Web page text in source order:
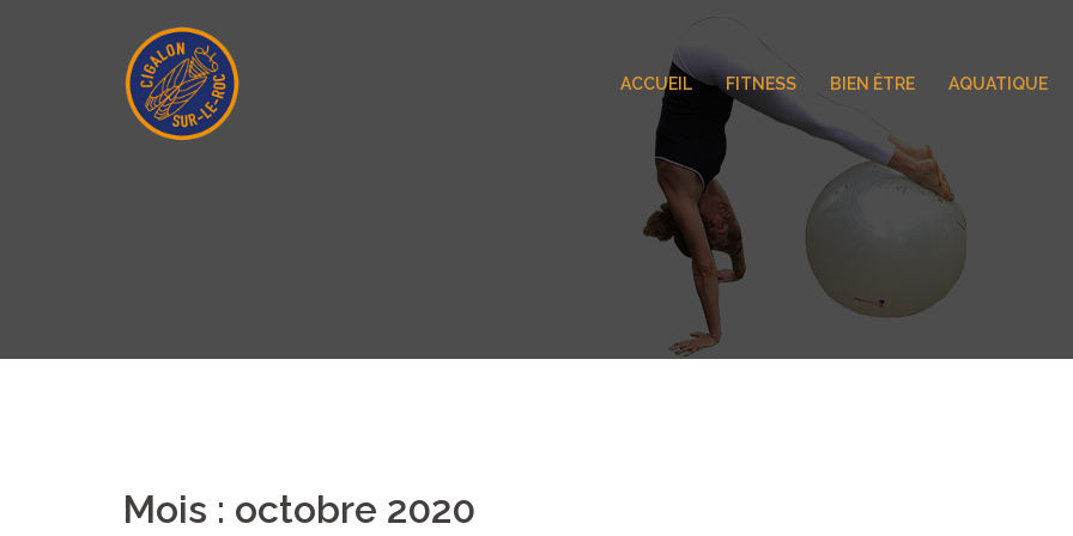
ACCUEIL FITNESS BIEN ÊTRE AQUATIQUE
Mois : octobre 2020